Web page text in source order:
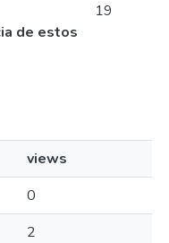
de estos
19
views
0
2